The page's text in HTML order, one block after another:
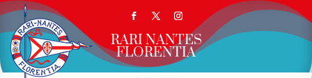
RARI NANTES
FLORENTIA